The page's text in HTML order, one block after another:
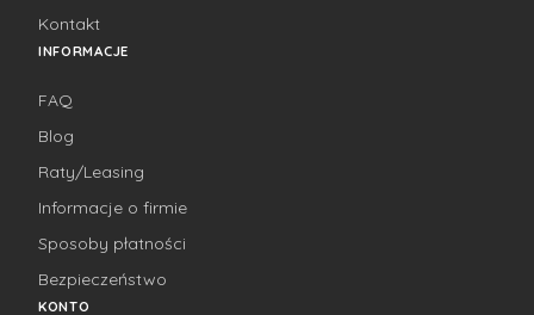
Kontakt
INFORMACJE
FAQ
Blog
Raty/Leasing
Informacje o firmie
Sposoby płatności
Bezpieczeństwo
KONTO